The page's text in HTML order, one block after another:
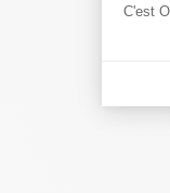
C'est